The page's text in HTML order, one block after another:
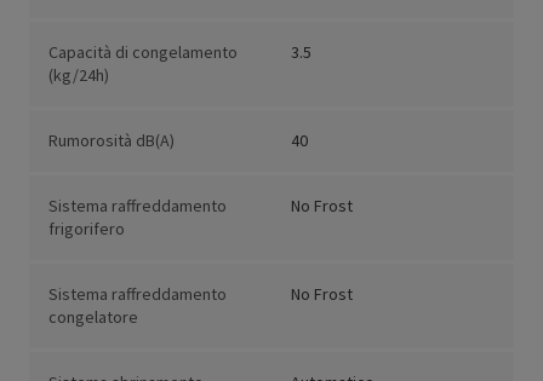
Capacità di congelamento
(kg/24h)
3.5
Rumorosità dB(A) 40
Sistema raffreddamento
frigorifero
No Frost
Sistema raffreddamento
congelatore
No Frost